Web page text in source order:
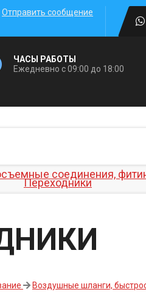
Отправить сообщение
ЧАСЫ РАБОТЫ
Ежедневно с 09:00 до 18:00
соединения,
Переходники
Воздушные шланги,